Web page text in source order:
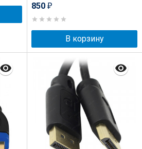
850 ₽
В корзину